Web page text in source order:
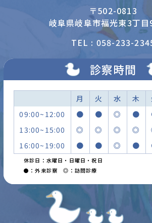
〒502-0813
岐阜県岐阜市福光東3丁
TEL : 058-233-
診察時間
月 火 水 木
09:00~12:00
● ● ◎ ●
13:00~15:00
◎ ◎ ◎ ◎
16:00~19:00
● ● ◎ ●
休診日：水曜日・日曜日・祝日
●：外来診察 ◎：訪問診療